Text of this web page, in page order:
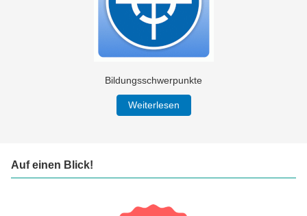
Bildungsschwerpunkte
Weiterlesen
Auf einen Blick!